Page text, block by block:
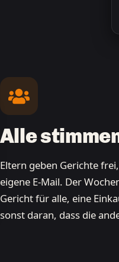
Alle
Eltern geben Gerichte
eigene E-Mail. Der
Gericht für alle, eine
sonst daran, dass die